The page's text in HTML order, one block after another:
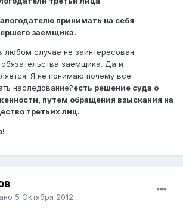
принимать на себя
заемщика.
любом случае не заинтересован
заемщика. Да и
Я не понимаю почему все
наследование?есть решение суда о
путем обращения взыскания на
третьих лиц.
5 Октября 2012